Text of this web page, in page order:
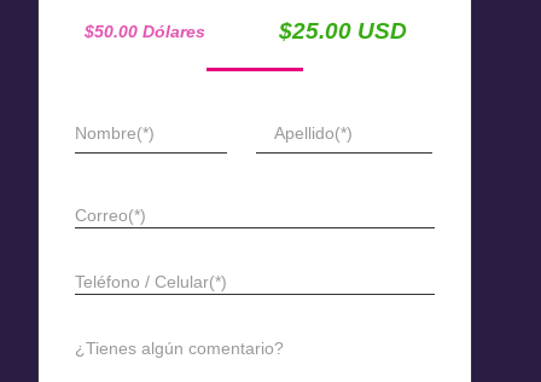
$50.00 Dólares $25.00 USD
Nombre(*) Apellido(*)
Correo(*)
Teléfono / Celular(*)
¿Tienes algún comentario?